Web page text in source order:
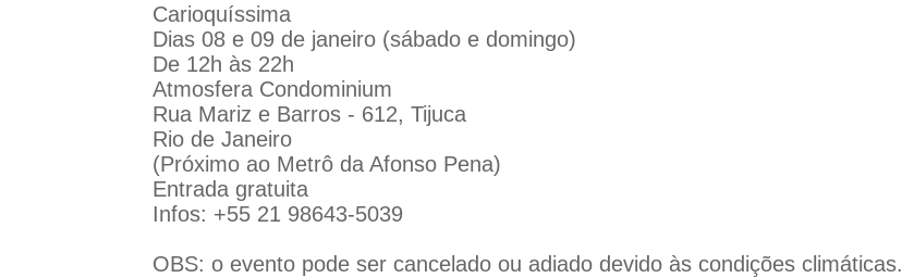
Carioquíssima
Dias 08 e 09 de janeiro (sábado e domingo)
De 12h às 22h
Atmosfera Condominium
Rua Mariz e Barros - 612, Tijuca
Rio de Janeiro
(Próximo ao Metrô da Afonso Pena)
Entrada gratuita
Infos: +55 21 98643-5039
OBS: o evento pode ser cancelado ou adiado devido às condições climáticas.